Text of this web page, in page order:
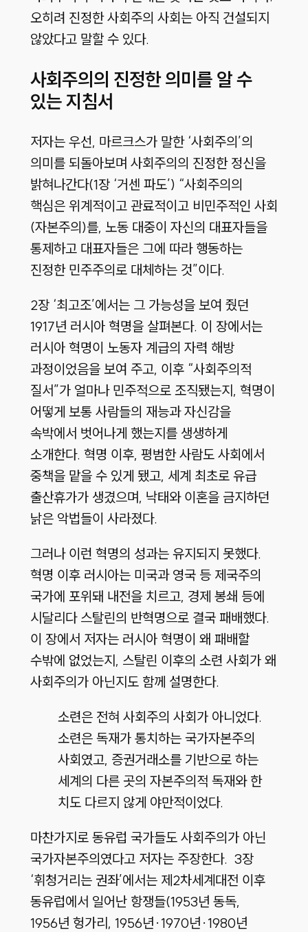
오히려 진정한 사회주의 사회는 아직 건설되지
않았다고 말할 수 있다.
사회주의의 진정한 의미를 알 수
있는 지침서
저자는 우선, 마르크스가 말한 ‘사회주의’의
의미를 되돌아보며 사회주의의 진정한 정신을
밝혀나간다(1장 ‘거센 파도’) “사회주의의
핵심은 위계적이고 관료적이고 비민주적인 사회
(자본주의)를, 노동 대중이 자신의 대표자들을
통제하고 대표자들은 그에 따라 행동하는
진정한 민주주의로 대체하는 것”이다.
2장 ‘최고조’에서는 그 가능성을 보여 줬던
1917년 러시아 혁명을 살펴본다. 이 장에서는
러시아 혁명이 노동자 계급의 자력 해방
과정이었음을 보여 주고, 이후 “사회주의적
질서”가 얼마나 민주적으로 조직됐는지, 혁명이
어떻게 보통 사람들의 재능과 자신감을
속박에서 벗어나게 했는지를 생생하게
소개한다. 혁명 이후, 평범한 사람도 사회에서
중책을 맡을 수 있게 됐고, 세계 최초로 유급
출산휴가가 생겼으며, 낙태와 이혼을 금지하던
낡은 악법들이 사라졌다.
그러나 이런 혁명의 성과는 유지되지 못했다.
혁명 이후 러시아는 미국과 영국 등 제국주의
국가에 포위돼 내전을 치르고, 경제 봉쇄 등에
시달리다 스탈린의 반혁명으로 결국 패배했다.
이 장에서 저자는 러시아 혁명이 왜 패배할
수밖에 없었는지, 스탈린 이후의 소련 사회가 왜
사회주의가 아닌지도 함께 설명한다.
소련은 전혀 사회주의 사회가 아니었다.
소련은 독재가 통치하는 국가자본주의
사회였고, 증권거래소를 기반으로 하는
세계의 다른 곳의 자본주의적 독재와 한
치도 다르지 않게 야만적이었다.
마찬가지로 동유럽 국가들도 사회주의가 아닌
국가자본주의였다고 저자는 주장한다. 3장
‘휘청거리는 권좌’에서는 제2차세계대전 이후
동유럽에서 일어난 항쟁들(1953년 동독,
1956년 헝가리, 1956년·1970년·1980년